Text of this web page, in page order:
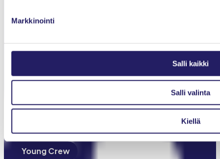
Markkinointi
Salli kaikki
Salli valinta
Kiellä
Ajankohtaista
Toiminta
IPMA-sertifiointi
Young Crew